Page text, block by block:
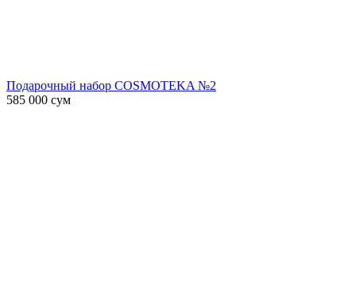
Подарочный набор COSMOTEKA №2
585 000 сум